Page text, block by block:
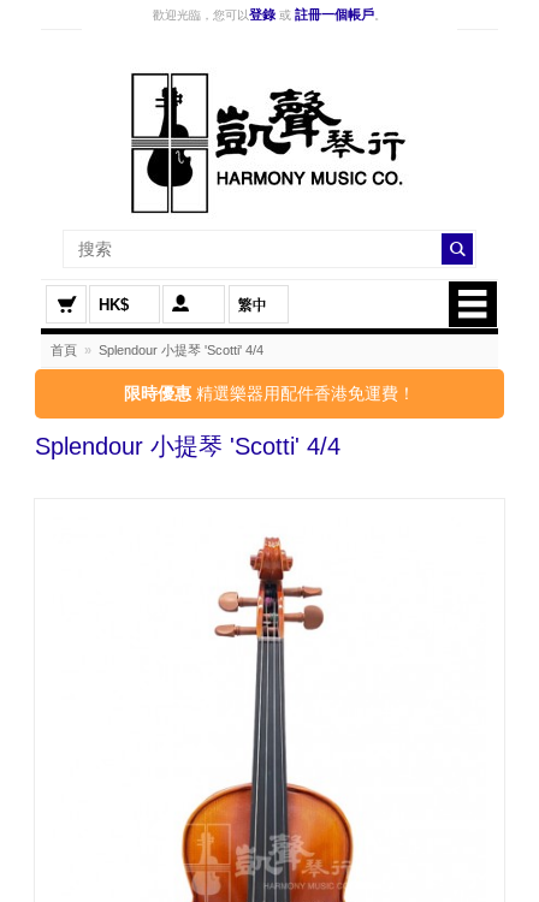
歡迎光臨，您可以登錄 或 註冊一個帳戶
HK$
首頁 » Splendour 小提琴 'Scotti' 4/4
限時優惠 精選樂器用配件香港免運費！
Splendour 小提琴 'Scotti' 4/4